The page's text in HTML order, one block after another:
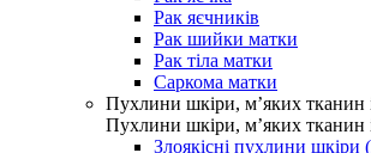
Рак яєчників
Рак шийки матки
Рак тіла матки
Саркома матки
Пухлини шкіри, м’яких тканин
Пухлини шкіри, м’яких тканин
Злоякісні пухлини